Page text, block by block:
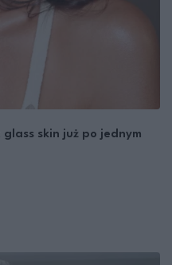
skin już po jednym